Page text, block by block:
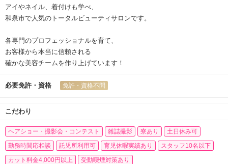
アイやネイル、着付けも学べ、
和泉市で人気のトータルビューティサロンです。
各専門のプロフェッショナルを育て、
お客様から本当に信頼される
確かな美容チームを作り上げています！
必要免許・資格 免許・資格不問
こだわり
ヘアショー・撮影会・コンテスト 雑誌撮影 寮あり
土日休み可
勤務時間応相談
託児所利用可 育児休暇実績あり
スタッフ10名以下
カット料金4,000円以上
受動喫煙対策あり